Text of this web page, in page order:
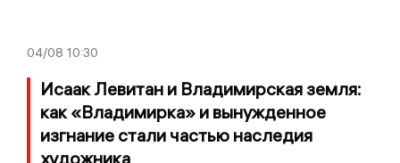
04/08 10:30
Исаак Левитан и Владимирская земля:
как «Владимирка» и вынужденное
изгнание стали частью наследия
художника